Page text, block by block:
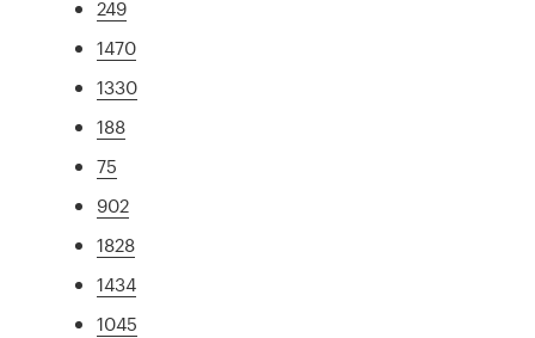
249
1470
1330
188
75
902
1828
1434
1045